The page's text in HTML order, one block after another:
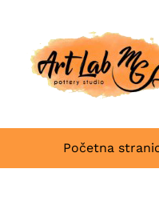
content
Početna